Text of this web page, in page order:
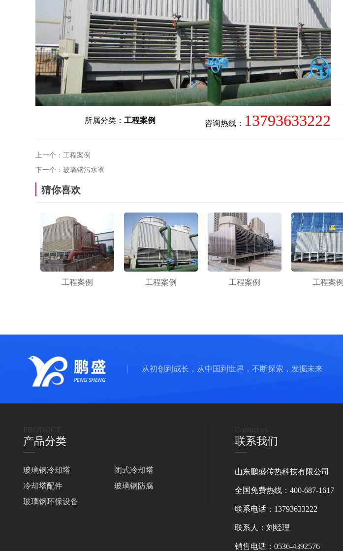
所属分类： 工程案例 咨询热线： 13793633222
上一个： 工程案例
下一个： 玻璃钢污水罩
猜你喜欢
工程案例 工程案例 工程案例 工程案例
从初创到成长，从中国到世界，不断探索，发掘未来
PRODUCT
产品分类
玻璃钢冷却塔
闭式冷却塔
冷却塔配件
玻璃钢防腐
玻璃钢环保设备
Contact us
联系我们
山东鹏盛传热科技有限公司
全国免费热线：400-687-1617
联系电话：13793633222
联系人：刘经理
销售电话：0536-4392576